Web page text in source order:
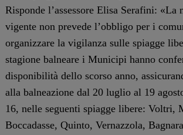
Risponde l’assessore Elisa Serafini: «La
vigente non prevede l’obbligo per i
organizzare la vigilanza sulle spiagge
stagione balneare i Municipi hanno
disponibilità dello scorso anno,
alla balneazione dal 20 luglio al 19
16, nelle seguenti spiagge libere: Voltri,
Boccadasse, Quinto, Vernazzola,